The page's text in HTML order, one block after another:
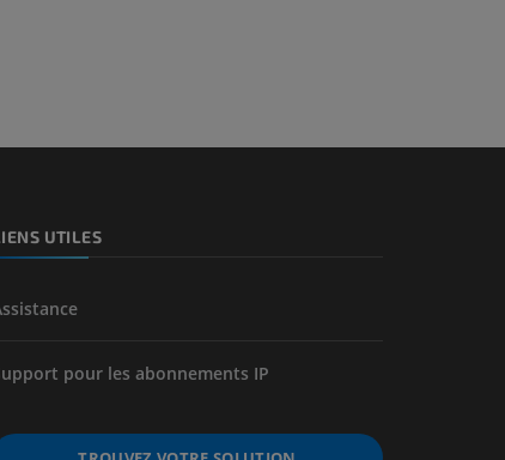
UTILES
pour les abonnements IP